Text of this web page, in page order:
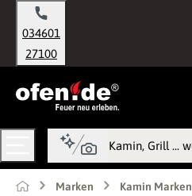
springen
034601
27100
Marken Kamin Marken